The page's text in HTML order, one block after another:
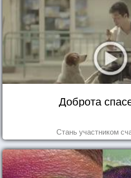
Доброта
Стань участником